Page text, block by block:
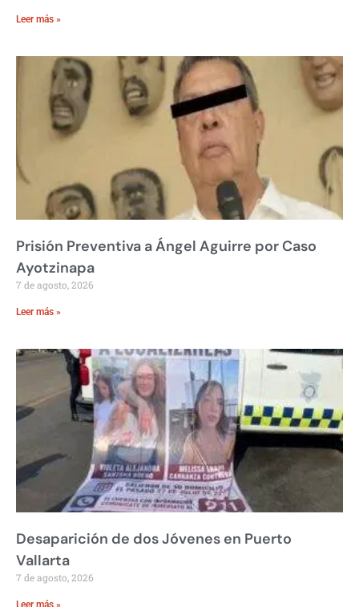
Leer más »
Prisión Preventiva a Ángel Aguirre por Caso
Ayotzinapa
7 de agosto, 2026
Leer más »
Desaparición de dos Jóvenes en Puerto
Vallarta
7 de agosto, 2026